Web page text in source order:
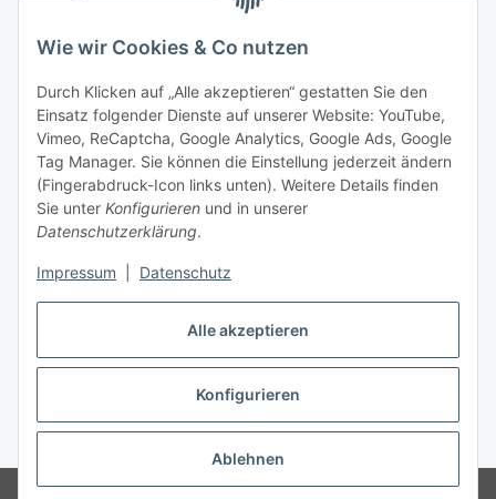
Alle akzeptieren
Konfigurieren
Ablehnen
Wie wir Cookies & Co nutzen
Durch Klicken auf „Alle akzeptieren“ gestatten Sie den
Einsatz folgender Dienste auf unserer Website: YouTube,
Vimeo, ReCaptcha, Google Analytics, Google Ads, Google
Tag Manager. Sie können die Einstellung jederzeit ändern
(Fingerabdruck-Icon links unten). Weitere Details finden
Sie unter Konfigurieren und in unserer
Datenschutzerklärung.
Impressum Datenschutz
Versand
Vertrag widerrufen
* Alle Preise inkl. gesetzlicher USt., zzgl.